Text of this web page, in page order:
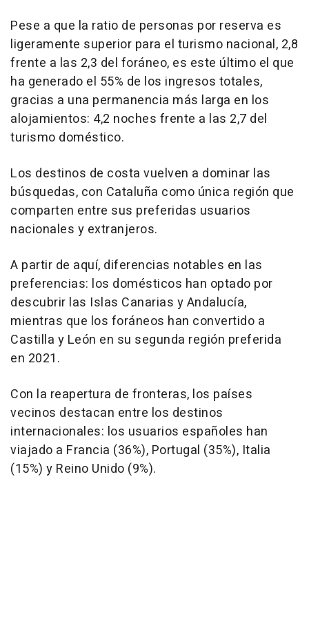
Pese a que la ratio de personas por reserva es
ligeramente superior para el turismo nacional, 2,8
frente a las 2,3 del foráneo, es este último el que
ha generado el 55% de los ingresos totales,
gracias a una permanencia más larga en los
alojamientos: 4,2 noches frente a las 2,7 del
turismo doméstico.
Los destinos de costa vuelven a dominar las
búsquedas, con Cataluña como única región que
comparten entre sus preferidas usuarios
nacionales y extranjeros.
A partir de aquí, diferencias notables en las
preferencias: los domésticos han optado por
descubrir las Islas Canarias y Andalucía,
mientras que los foráneos han convertido a
Castilla y León en su segunda región preferida
en 2021.
Con la reapertura de fronteras, los países
vecinos destacan entre los destinos
internacionales: los usuarios españoles han
viajado a Francia (36%), Portugal (35%), Italia
(15%) y Reino Unido (9%).